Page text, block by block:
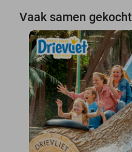
Vaak samen gekocht